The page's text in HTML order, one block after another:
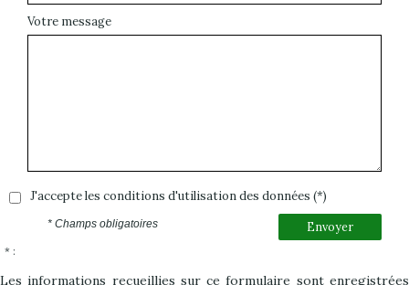
Votre message
J'accepte les conditions d'utilisation des données (*)
Envoyer
* Champs obligatoires
* :
Les informations recueillies sur ce formulaire sont enregistrées